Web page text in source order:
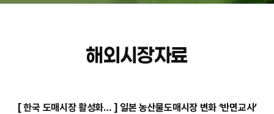
해외시장자료
[ 한국 도매시장 활성화… ] 일본 농산물도매시장 변화 ‘반면교사’